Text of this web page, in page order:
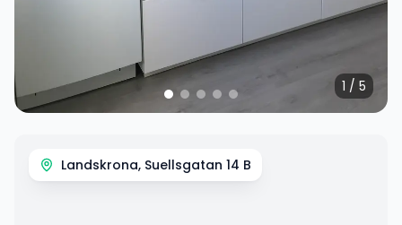
1 / 5
Landskrona, Suellsgatan 14 B